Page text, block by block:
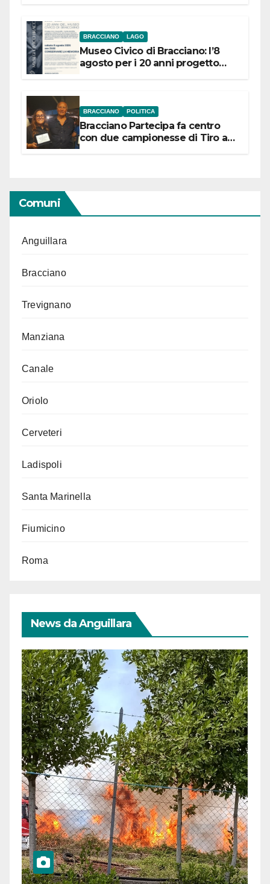
BRACCIANO LAGO
Museo Civico di Bracciano: l’8
agosto per i 20 anni progetto
BRACCIANO POLITICA
Bracciano Partecipa fa centro
con due campionesse di Tiro a
Comuni
Anguillara
Bracciano
Trevignano
Manziana
Canale
Oriolo
Cerveteri
Ladispoli
Santa Marinella
Fiumicino
Roma
News da Anguillara